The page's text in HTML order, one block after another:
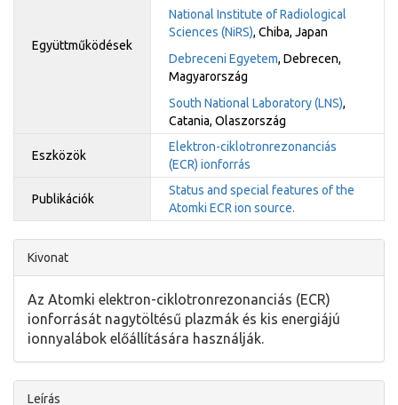
Együttműködések
National Institute of Radiological
Sciences (NiRS), Chiba, Japan
Debreceni Egyetem, Debrecen,
Magyarország
South National Laboratory (LNS),
Catania, Olaszország
Eszközök
Elektron-ciklotronrezonanciás
(ECR) ionforrás
Publikációk
Status and special features of the
Atomki ECR ion source.
Kivonat
Az Atomki elektron-ciklotronrezonanciás (ECR)
ionforrását nagytöltésű plazmák és kis energiájú
ionnyalábok előállítására használják.
Leírás